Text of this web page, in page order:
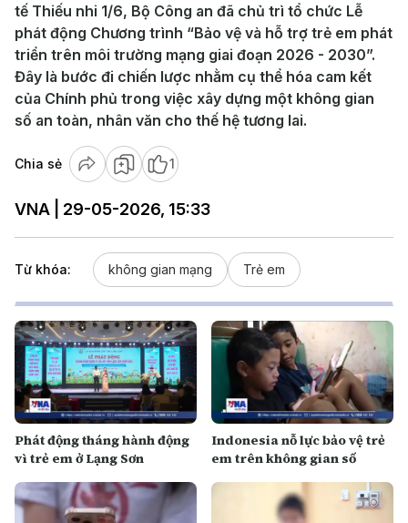
tế Thiếu nhi 1/6, Bộ Công an đã chủ trì tổ chức Lễ
phát động Chương trình “Bảo vệ và hỗ trợ trẻ em phát
triển trên môi trường mạng giai đoạn 2026 - 2030”.
Đây là bước đi chiến lược nhằm cụ thể hóa cam kết
của Chính phủ trong việc xây dựng một không gian
số an toàn, nhân văn cho thế hệ tương lai.
Chia sẻ 1
VNA | 29-05-2026, 15:33
Từ khóa: không gian mạng Trẻ em
Phát động tháng hành động
vì trẻ em ở Lạng Sơn
Indonesia nỗ lực bảo vệ trẻ
em trên không gian số